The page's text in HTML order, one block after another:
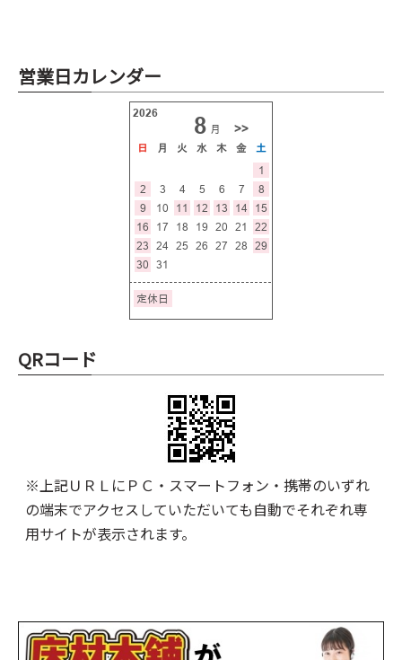
営業日カレンダー
QRコード
※上記ＵＲＬにＰＣ・スマートフォン・携帯のいずれ
の端末でアクセスしていただいても自動でそれぞれ専
用サイトが表示されます。